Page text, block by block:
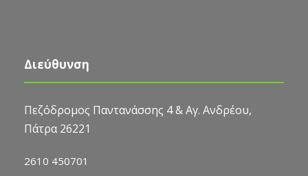
Διεύθυνση
Πεζόδρομος Παντανάσσης 4 & Αγ. Ανδρέου,
Πάτρα 26221
2610 450701